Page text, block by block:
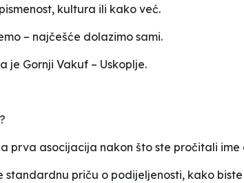
kultura ili kako već.
– najčešće dolazimo sami.
je Gornji Vakuf – Uskoplje.
prva asocijacija nakon što ste pročitali
standardnu priču o podijeljenosti, kako